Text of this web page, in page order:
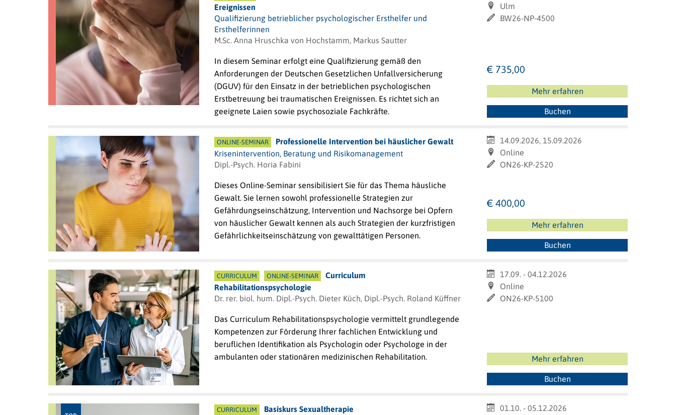
Ereignissen
Qualifizierung betrieblicher psychologischer Ersthelfer und
Ersthelferinnen
M.Sc. Anna Hruschka von Hochstamm, Markus Sautter
In diesem Seminar erfolgt eine Qualifizierung gemäß den
Anforderungen der Deutschen Gesetzlichen Unfallversicherung
(DGUV) für den Einsatz in der betrieblichen psychologischen
Erstbetreuung bei traumatischen Ereignissen. Es richtet sich an
geeignete Laien sowie psychosoziale Fachkräfte.
Ulm
BW26-NP-4500
€ 735,00
Mehr erfahren
Buchen
ONLINE-SEMINAR
Professionelle Intervention bei häuslicher Gewalt
Krisenintervention, Beratung und Risikomanagement
Dipl.-Psych. Horia Fabini
Dieses Online-Seminar sensibilisiert Sie für das Thema häusliche
Gewalt. Sie lernen sowohl professionelle Strategien zur
Gefährdungseinschätzung, Intervention und Nachsorge bei Opfern
von häuslicher Gewalt kennen als auch Strategien der kurzfristigen
Gefährlichkeitseinschätzung von gewalttätigen Personen.
14.09.2026, 15.09.2026
Online
ON26-KP-2520
€ 400,00
Mehr erfahren
Buchen
CURRICULUM ONLINE-SEMINAR
Curriculum
Rehabilitationspsychologie
Dr. rer. biol. hum. Dipl.-Psych. Dieter Küch, Dipl.-Psych. Roland Küffner
Das Curriculum Rehabilitationspsychologie vermittelt grundlegende
Kompetenzen zur Förderung Ihrer fachlichen Entwicklung und
beruflichen Identifikation als Psychologin oder Psychologe in der
ambulanten oder stationären medizinischen Rehabilitation.
17.09. - 04.12.2026
Online
ON26-KP-5100
Mehr erfahren
Buchen
CURRICULUM
Basiskurs Sexualtherapie
01.10. - 05.12.2026